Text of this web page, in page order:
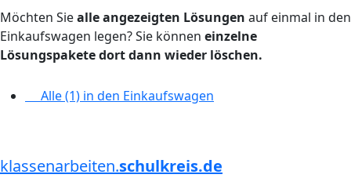
Möchten Siealle angezeigten Lösungen auf einmal in den
Einkaufswagen legen? Sie können einzelne
Lösungspakete dort dann wieder löschen.
Alle (1) in den Einkaufswagen
klassenarbeiten.schulkreis.de